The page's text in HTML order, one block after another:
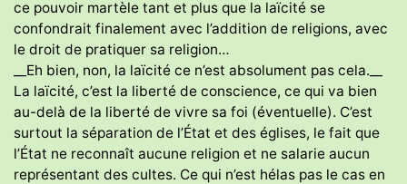
ce pouvoir martèle tant et plus que la laïcité se
confondrait finalement avec l’addition de religions, avec
le droit de pratiquer sa religion…
__Eh bien, non, la laïcité ce n’est absolument pas cela.__
La laïcité, c’est la liberté de conscience, ce qui va bien
au-delà de la liberté de vivre sa foi (éventuelle). C’est
surtout la séparation de l’État et des églises, le fait que
l’État ne reconnaît aucune religion et ne salarie aucun
représentant des cultes. Ce qui n’est hélas pas le cas en